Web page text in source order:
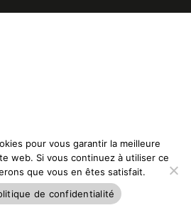
pour vous garantir la meilleure
web. Si vous continuez à utiliser ce
que vous en êtes satisfait.
de confidentialité